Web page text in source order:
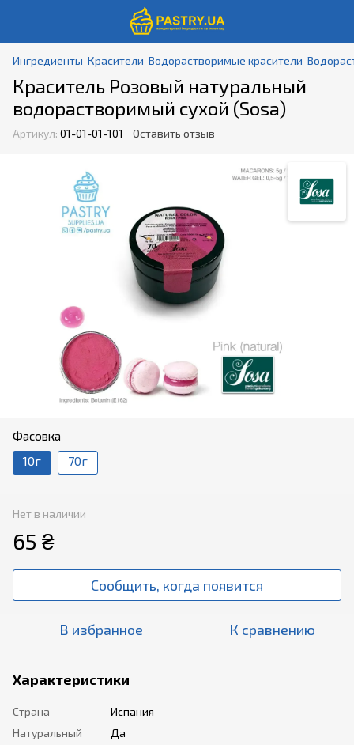
Ингредиенты Красители Водорастворимые красители
Краситель Розовый натуральный
водорастворимый сухой (Sosa)
Артикул: 01-01-01-101 Оставить отзыв
Фасовка
10г 70г
Нет в наличии
65 ₴
Сообщить, когда появится
В избранное К сравнению
Характеристики
Страна
Испания
Натуральный
Да